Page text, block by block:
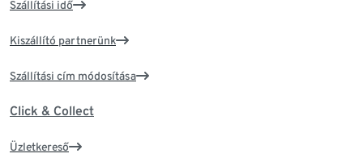
Szállítási idő
Kiszállító partnerünk
Szállítási cím módosítása
Click & Collect
Üzletkereső